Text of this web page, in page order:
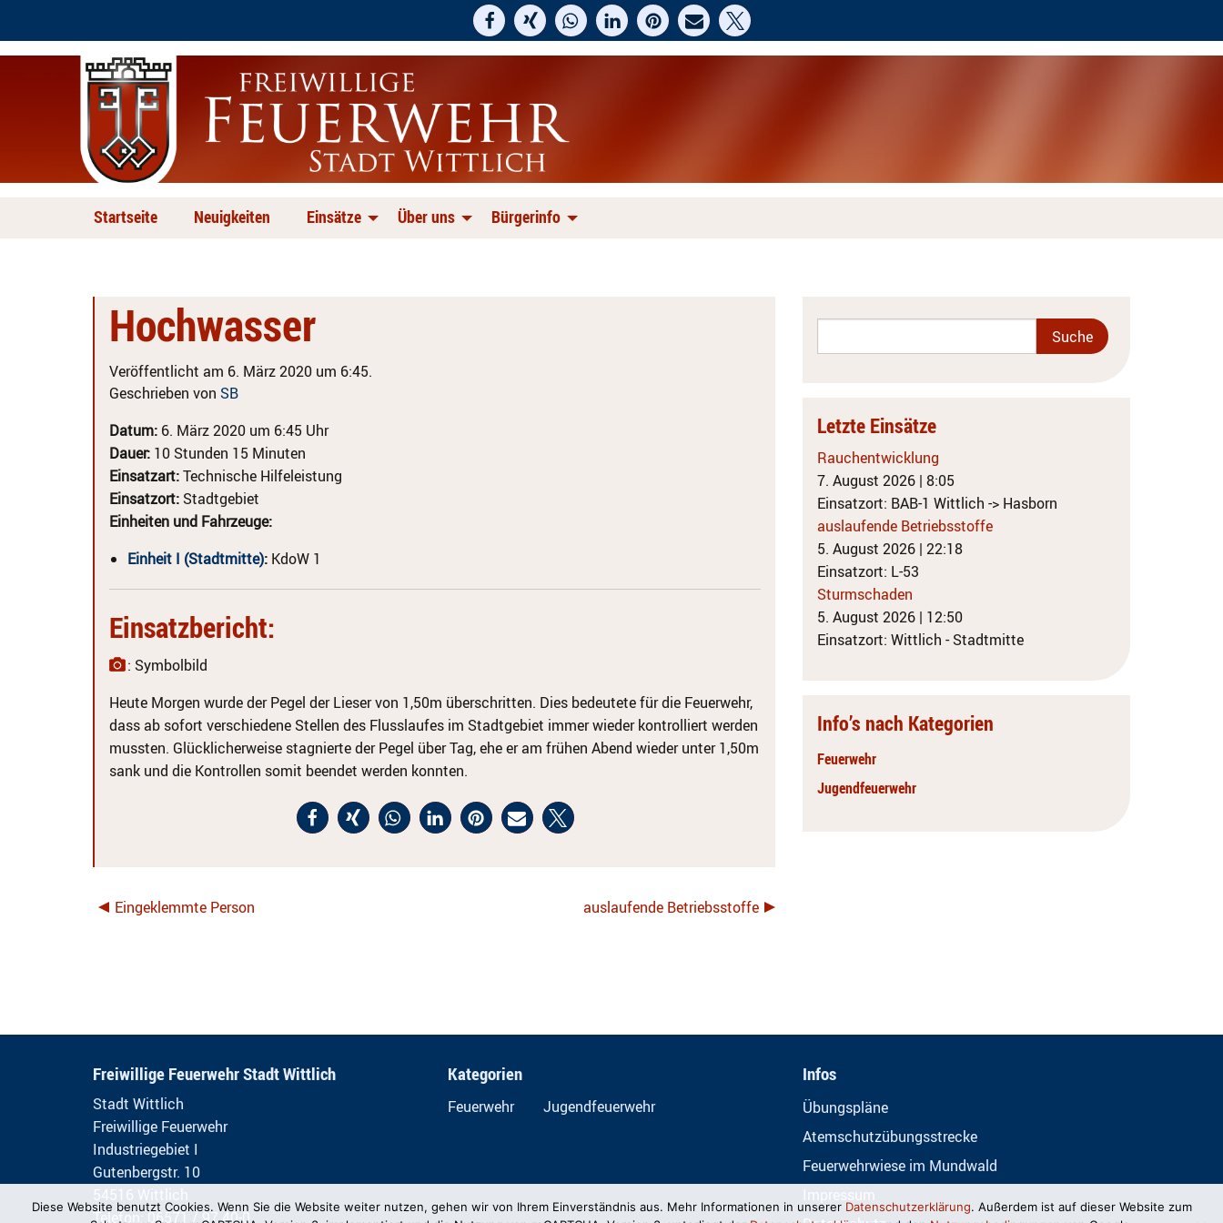
Startseite Neuigkeiten Einsätze Über uns Bürgerinfo
Hochwasser
Veröffentlicht am 6. März 2020 um 6:45.
Geschrieben von SB
Datum: 6. März 2020 um 6:45 Uhr
Dauer: 10 Stunden 15 Minuten
Einsatzart:Technische Hilfeleistung
Einsatzort: Stadtgebiet
Einheiten und Fahrzeuge:
Einheit I (Stadtmitte): KdoW 1
Einsatzbericht:
: Symbolbild
Heute Morgen wurde der Pegel der Lieser von 1,50m überschritten. Dies bedeutete für die Feuerwehr,
dass ab sofort verschiedene Stellen des Flusslaufes im Stadtgebiet immer wieder kontrolliert werden
mussten. Glücklicherweise stagnierte der Pegel über Tag, ehe er am frühen Abend wieder unter 1,50m
sank und die Kontrollen somit beendet werden konnten.
Eingeklemmte Person auslaufende Betriebsstoffe
Letzte Einsätze
Rauchentwicklung
7. August 2026 | 8:05
Einsatzort: BAB-1 Wittlich -> Hasborn
auslaufende Betriebsstoffe
5. August 2026 | 22:18
Einsatzort: L-53
Sturmschaden
5. August 2026 | 12:50
Einsatzort: Wittlich - Stadtmitte
Info’s nach Kategorien
Feuerwehr
Jugendfeuerwehr
Freiwillige Feuerwehr Stadt Wittlich
Stadt Wittlich
Freiwillige Feuerwehr
Industriegebiet I
Gutenbergstr. 10
Telefon: 06571 / 97 40-0
Kategorien
Feuerwehr Jugendfeuerwehr
Infos
Übungspläne
Atemschutzübungsstrecke
Feuerwehrwiese im Mundwald
Diese Website benutzt Cookies. Wenn Sie die Website weiter nutzen, gehen wir von Ihrem Einverständnis aus. Mehr Informationen in unserer Datenschutzerklärung. Außerdem ist auf dieser Website zum